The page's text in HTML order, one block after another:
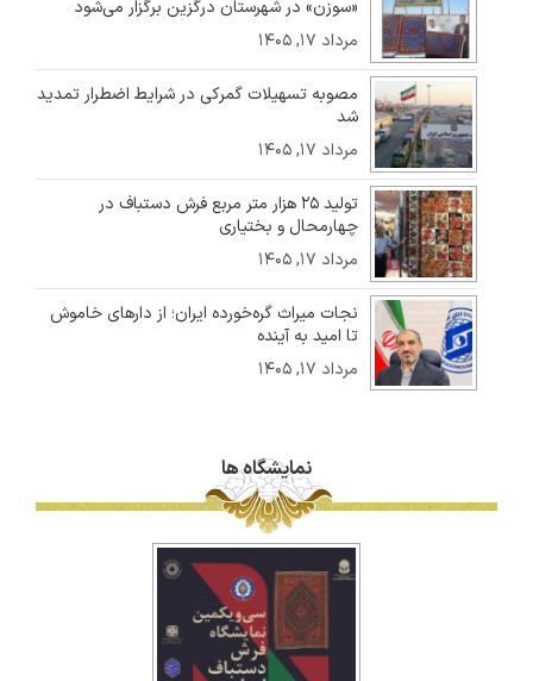
«سوزن» در شهرستان درگزین برگزار می‌شود
مرداد ۱۷, ۱۴۰۵
مصوبه تسهیلات گمرکی در شرایط اضطرار تمدید
شد
مرداد ۱۷, ۱۴۰۵
تولید ۲۵ هزار متر مربع فرش دستباف در
چهارمحال و بختیاری
مرداد ۱۷, ۱۴۰۵
نجات میراث گره‌خورده ایران؛ از دارهای خاموش
تا امید به آینده
مرداد ۱۷, ۱۴۰۵
نمایشگاه ها